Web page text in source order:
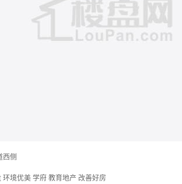
西侧
环境优美 学府 教育地产 改善好房